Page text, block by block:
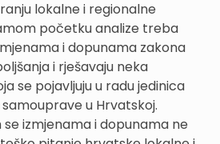
lokalne i regionalne
početku analize treba
i dopunama zakona
i rješavaju neka
se pojavljuju u radu jedinica
u Hrvatskoj.
izmjenama i dopunama ne